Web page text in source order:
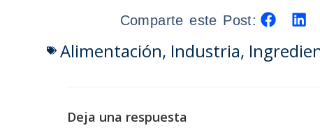
Comparte este Post:
Alimentación, Industria,
Deja una respuesta